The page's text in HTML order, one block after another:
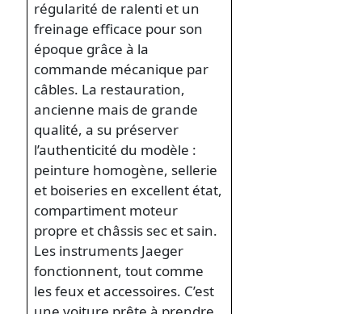
régularité de ralenti et un
freinage efficace pour son
époque grâce à la
commande mécanique par
câbles. La restauration,
ancienne mais de grande
qualité, a su préserver
l’authenticité du modèle :
peinture homogène, sellerie
et boiseries en excellent état,
compartiment moteur
propre et châssis sec et sain.
Les instruments Jaeger
fonctionnent, tout comme
les feux et accessoires. C’est